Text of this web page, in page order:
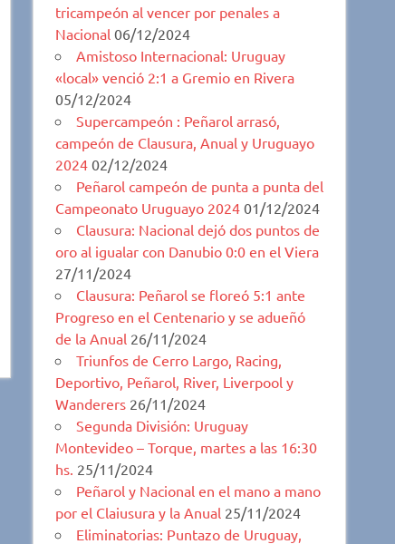
tricampeón al vencer por penales a
Nacional 06/12/2024
Amistoso Internacional: Uruguay
«local» venció 2:1 a Gremio en Rivera
05/12/2024
Supercampeón : Peñarol arrasó,
campeón de Clausura, Anual y Uruguayo
2024 02/12/2024
Peñarol campeón de punta a punta del
Campeonato Uruguayo 2024 01/12/2024
Clausura: Nacional dejó dos puntos de
oro al igualar con Danubio 0:0 en el Viera
27/11/2024
Clausura: Peñarol se floreó 5:1 ante
Progreso en el Centenario y se adueñó
de la Anual 26/11/2024
Triunfos de Cerro Largo, Racing,
Deportivo, Peñarol, River, Liverpool y
Wanderers 26/11/2024
Segunda División: Uruguay
Montevideo – Torque, martes a las 16:30
hs. 25/11/2024
Peñarol y Nacional en el mano a mano
por el Claiusura y la Anual 25/11/2024
Eliminatorias: Puntazo de Uruguay,